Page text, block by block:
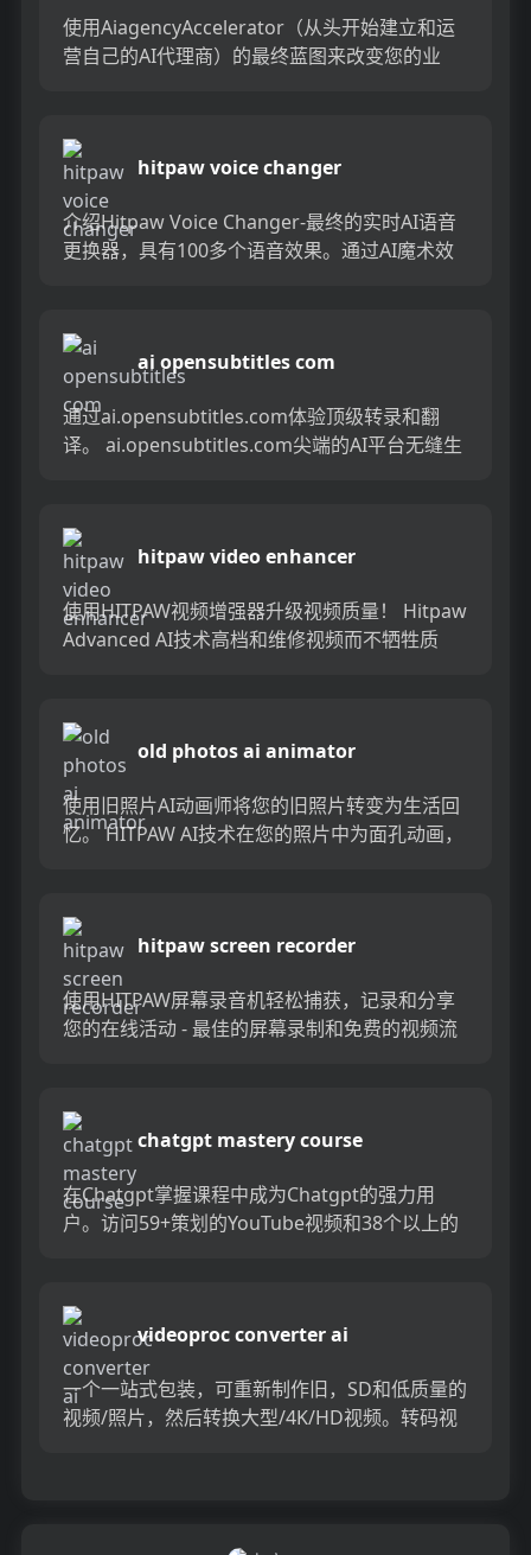
使用AiagencyAccelerator（从头开始建立和运
营自己的AI代理商）的最终蓝图来改变您的业
hitpaw voice changer
介绍Hitpaw Voice Changer-最终的实时AI语音
更换器，具有100多个语音效果。通过AI魔术效
ai opensubtitles com
通过ai.opensubtitles.com体验顶级转录和翻
译。 ai.opensubtitles.com尖端的AI平台无缝生
hitpaw video enhancer
使用HITPAW视频增强器升级视频质量！ Hitpaw
Advanced AI技术高档和维修视频而不牺牲质
old photos ai animator
使用旧照片AI动画师将您的旧照片转变为生活回
忆。 HITPAW AI技术在您的照片中为面孔动画，
hitpaw screen recorder
使用HITPAW屏幕录音机轻松捕获，记录和分享
您的在线活动 - 最佳的屏幕录制和免费的视频流
chatgpt mastery course
在Chatgpt掌握课程中成为Chatgpt的强力用
户。访问59+策划的YouTube视频和38个以上的
videoproc converter ai
一个一站式包装，可重新制作旧，SD和低质量的
视频/照片，然后转换大型/4K/HD视频。转码视